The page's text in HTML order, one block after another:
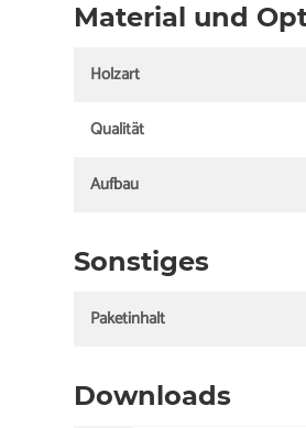
Material und
Holzart
Qualität
Aufbau
Sonstiges
Paketinhalt
Downloads